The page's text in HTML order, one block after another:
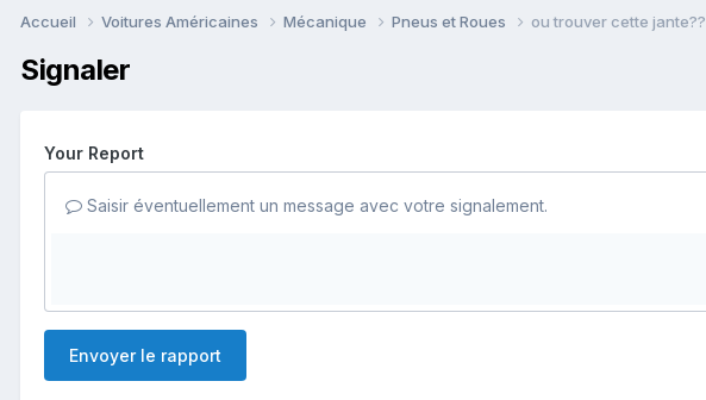
Accueil Voitures Américaines Mécanique Pneus et Roues ou trouver cette jante??
Signaler
Your Report
Saisir éventuellement un message avec votre signalement.
Envoyer le rapport